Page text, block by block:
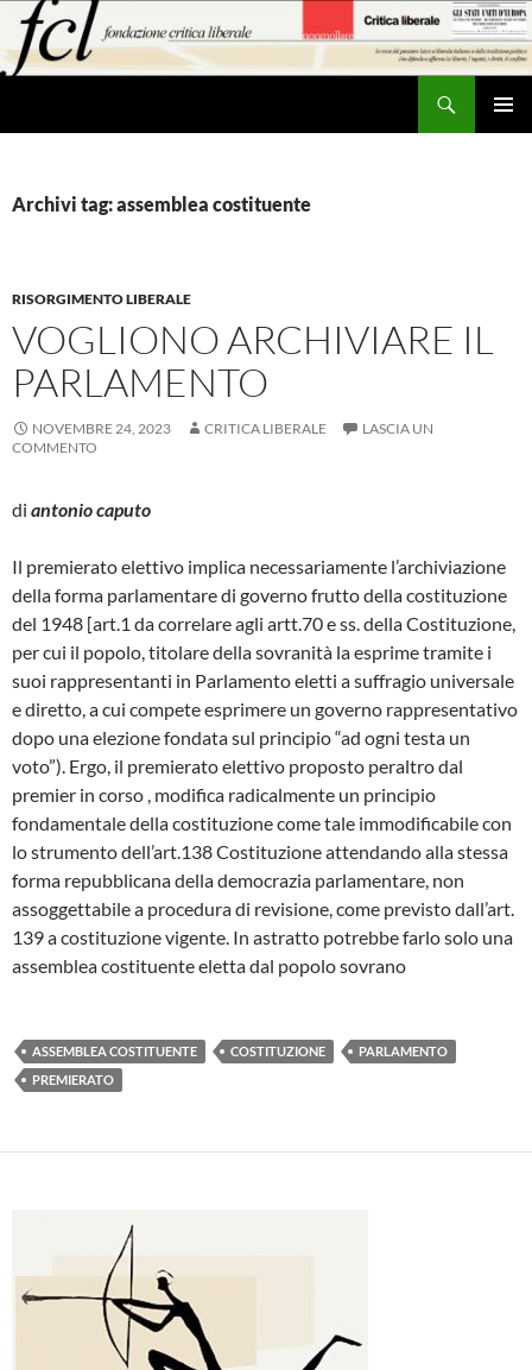
contenuto
Archivi tag: assemblea costituente
RISORGIMENTO LIBERALE
VOGLIONO ARCHIVIARE IL
PARLAMENTO
NOVEMBRE 24, 2023 CRITICA LIBERALE
LASCIA UN
COMMENTO
di antonio caputo
Il premierato elettivo implica necessariamente l’archiviazione
della forma parlamentare di governo frutto della costituzione
del 1948 [art.1 da correlare agli artt.70 e ss. della Costituzione,
per cui il popolo, titolare della sovranità la esprime tramite i
suoi rappresentanti in Parlamento eletti a suffragio universale
e diretto, a cui compete esprimere un governo rappresentativo
dopo una elezione fondata sul principio “ad ogni testa un
voto”). Ergo, il premierato elettivo proposto peraltro dal
premier in corso , modifica radicalmente un principio
fondamentale della costituzione come tale immodificabile con
lo strumento dell’art.138 Costituzione attendando alla stessa
forma repubblicana della democrazia parlamentare, non
assoggettabile a procedura di revisione, come previsto dall’art.
139 a costituzione vigente. In astratto potrebbe farlo solo una
assemblea costituente eletta dal popolo sovrano
ASSEMBLEA COSTITUENTE COSTITUZIONE
PARLAMENTO
PREMIERATO